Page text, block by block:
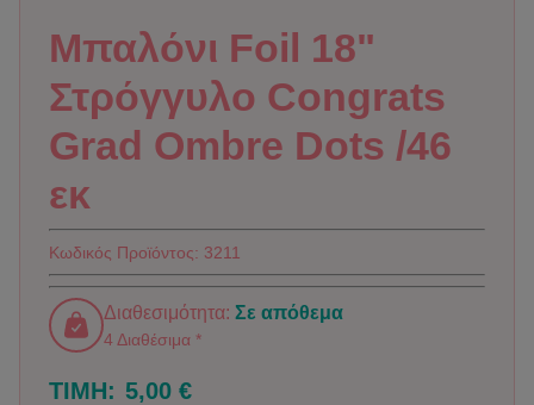
Μπαλόνι Foil 18"
Στρόγγυλο Congrats
Grad Ombre Dots /46
εκ
Κωδικός Προϊόντος: 3211
Διαθεσιμότητα: Σε απόθεμα
4 Διαθέσιμα *
ΤΙΜΗ: 5,00 €